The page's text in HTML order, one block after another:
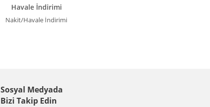
Havale İndirimi
Nakit/Havale İndirimi
Sosyal Medyada
Bizi Takip Edin